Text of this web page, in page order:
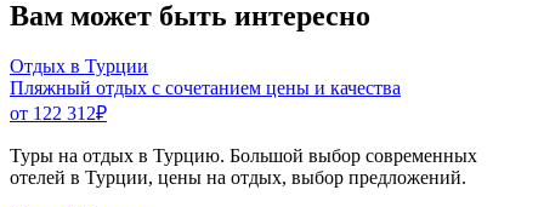
Вам может быть интересно
Отдых в Турции
Пляжный отдых с сочетанием цены и качества
от 122 312₽
Туры на отдых в Турцию. Большой выбор современных
отелей в Турции, цены на отдых, выбор предложений.